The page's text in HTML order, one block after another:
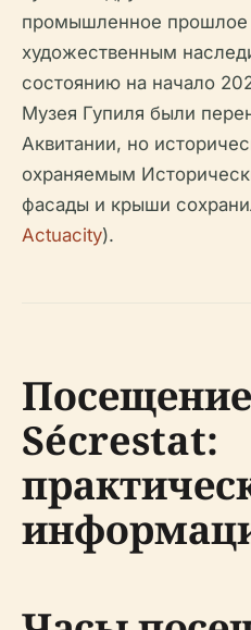
промышленное прошлое
художественным
состоянию на начало
Музея Гупиля были
Аквитании, но
охраняемым
фасады и крыши
Actuacity).
Sécrestat: